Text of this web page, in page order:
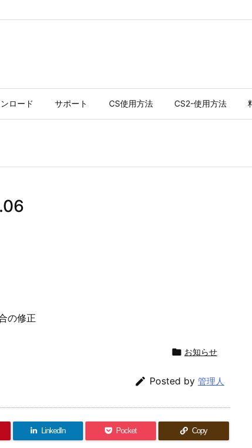
ロード サポート CS使用方法 CS2-使用方法
の修正
 お知らせ
 Posted by 管理人
LinkedIn Pocket Copy